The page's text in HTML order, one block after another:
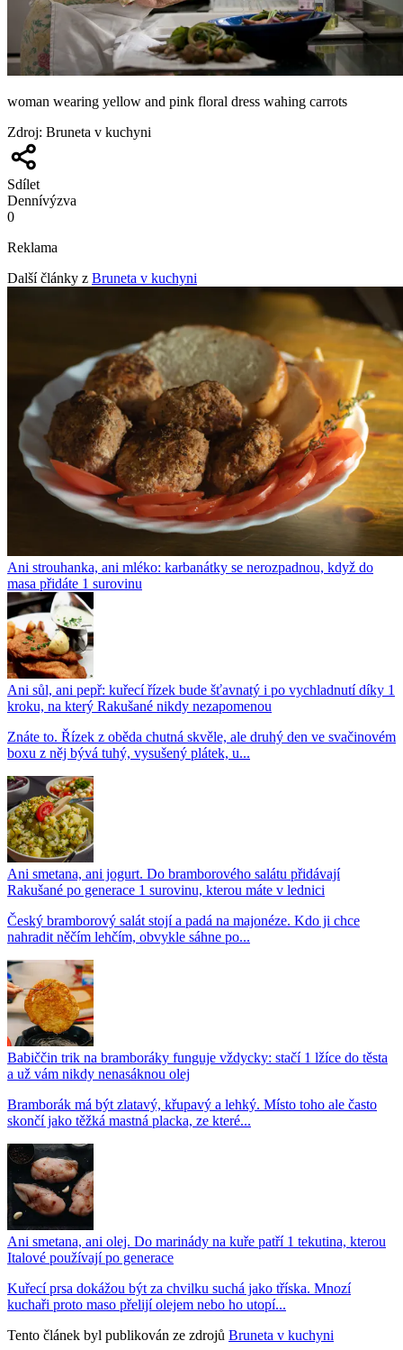
woman wearing yellow and pink floral dress wahing carrots
Zdroj: Bruneta v kuchyni
Sdílet
Dennívýzva
0
Reklama
Další články z Bruneta v kuchyni
Ani strouhanka, ani mléko: karbanátky se nerozpadnou, když do
masa přidáte 1 surovinu
Ani sůl, ani pepř: kuřecí řízek bude šťavnatý i po vychladnutí díky 1
kroku, na který Rakušané nikdy nezapomenou
Znáte to. Řízek z oběda chutná skvěle, ale druhý den ve svačinovém
boxu z něj bývá tuhý, vysušený plátek, u...
Ani smetana, ani jogurt. Do bramborového salátu přidávají
Rakušané po generace 1 surovinu, kterou máte v lednici
Český bramborový salát stojí a padá na majonéze. Kdo ji chce
nahradit něčím lehčím, obvykle sáhne po...
Babiččin trik na bramboráky funguje vždycky: stačí 1 lžíce do těsta
a už vám nikdy nenasáknou olej
Bramborák má být zlatavý, křupavý a lehký. Místo toho ale často
skončí jako těžká mastná placka, ze které...
Ani smetana, ani olej. Do marinády na kuře patří 1 tekutina, kterou
Italové používají po generace
Kuřecí prsa dokážou být za chvilku suchá jako tříska. Mnozí
kuchaři proto maso přelijí olejem nebo ho utopí...
Tento článek byl publikován ze zdrojů Bruneta v kuchyni